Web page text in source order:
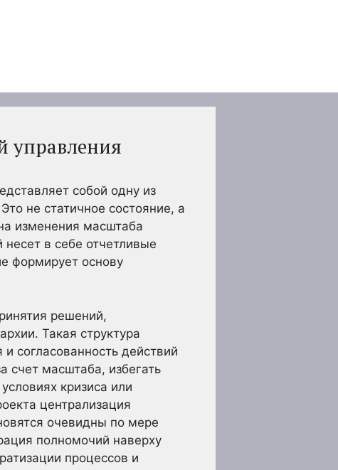
управления
собой одну из
не статичное состояние, а
изменения масштаба
в себе отчетливые
формирует основу
решений,
Такая структура
согласованность действий
счет масштаба, избегать
кризиса или
централизация
очевидны по мере
полномочий наверху
процессов и